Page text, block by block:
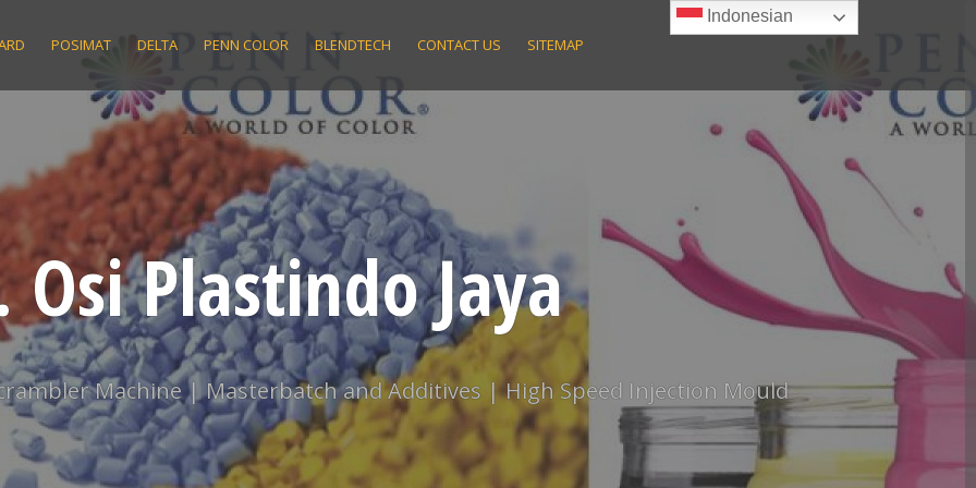
POSIMAT DELTA PENN COLOR BLENDTECH CONTACT US SITEMAP
Osi Plastindo Jaya
Machine | Masterbatch and Additives | High Speed Injection Mould
Indonesian